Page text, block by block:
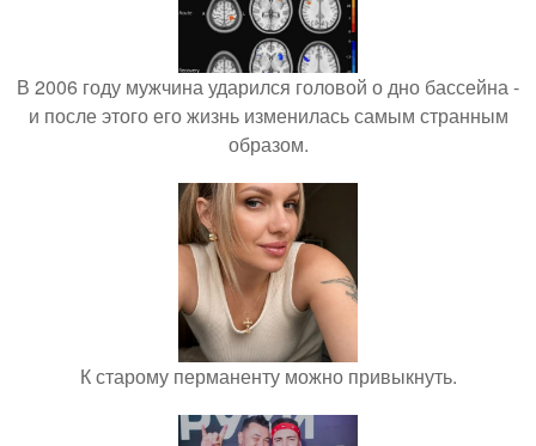
В 2006 году мужчина ударился головой о дно бассейна -
и после этого его жизнь изменилась самым странным
образом.
К старому перманенту можно привыкнуть.